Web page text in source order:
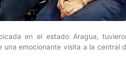
en el estado Aragua,
emocionante visita a la central